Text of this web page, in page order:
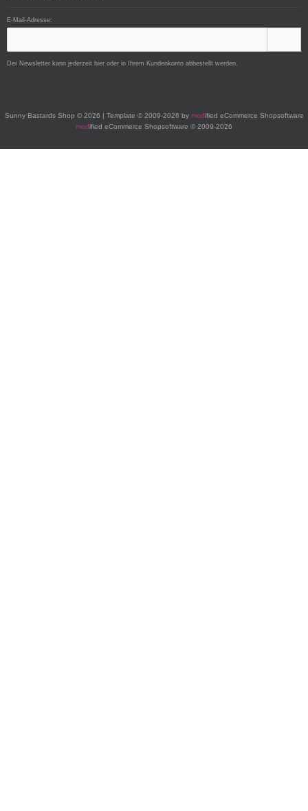
E-Mail-Adresse:
Der Newsletter kann jederzeit hier oder in Ihrem Kundenkonto abbestellt werden.
Sunny Bastards Shop © 2026 | Template © 2009-2026 by modified eCommerce Shopsoftware
modified eCommerce Shopsoftware © 2009-2026